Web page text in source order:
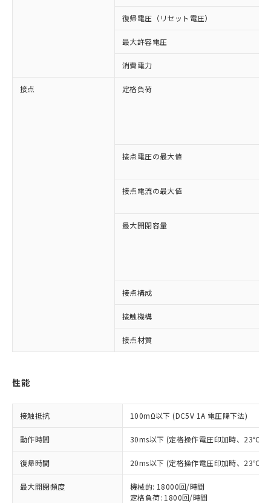
復帰電圧（リセット電圧）
最大許容電圧
消費電力
接点 定格負荷
接点電圧の最大値
接点電流の最大値
最大開閉容量
接点構成
接触機構
接点材質
性能
接触抵抗 100mΩ以下 (DC5V 1A 電圧降下法)
動作時間 30ms以下 (定格操作電圧印加時、23℃、
復帰時間 20ms以下 (定格操作電圧印加時、23℃、
最大開閉頻度
機械的: 18000回/時間
定格負荷: 1800回/時間
以下の条件をお読みいただき、同意のうえ
本サービスは、当社制御機器事業取扱
商品の当社在庫状況および標準価格
(税抜)を提供させていただくもので
非含有に対応した製品が提供可能な商品で
対応予定なし：EU RoHS指令（10物質）の
非含有に非対応の商品で、対応品を出す予
定はありません。
調査・確認中：EU RoHS指令（10物質）の
非含有の対応状況を調査中または確認中の
非該当品：ライセンス料など無形物で、有
害物質有無と関係のない商品です。
※1 中国RoHS○×表
「○」：最大均質材料含有率が中国RoHSの
基準値以下であることを示します。